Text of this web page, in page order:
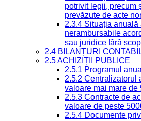
potrivit legii, precum
prevăzute de acte
2.3.4 Situația anuală
nerambursabile
sau juridice fără
2.4 BILANȚURI
2.5 ACHIZIȚII PUBLICE
2.5.1 Programul
2.5.2 Centralizatorul
valoare mai mare de
2.5.3 Contracte de
valoare de peste
2.5.4 Documente